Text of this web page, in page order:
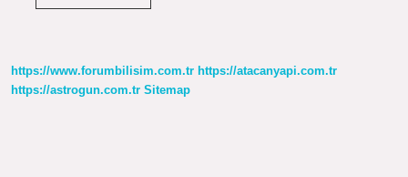
https://www.forumbilisim.com.tr https://atacanyapi.com.tr
https://astrogun.com.tr Sitemap